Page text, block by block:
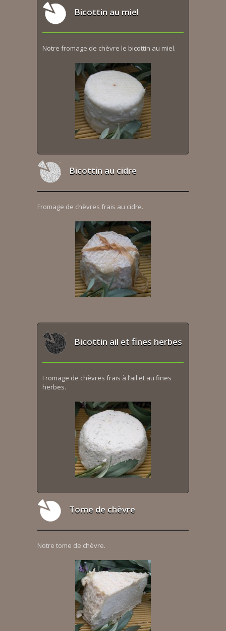
Bicottin au miel
Notre fromage de chèvre le bicottin au miel.
Bicottin au cidre
Fromage de chèvres frais au cidre.
Bicottin ail et fines herbes
Fromage de chèvres frais à l’ail et au fines
herbes.
Tome de chèvre
Notre tome de chèvre.